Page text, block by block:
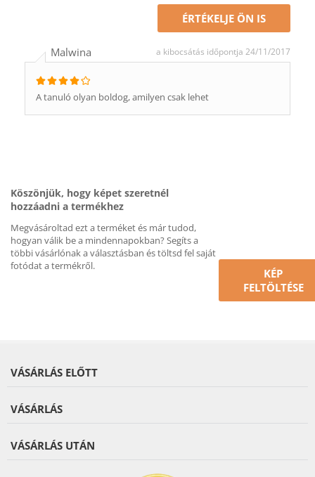
ÉRTÉKELJE ÖN IS
Malwina a kibocsátás időpontja 24/11/2017
A tanuló olyan boldog, amilyen csak lehet
Köszönjük, hogy képet szeretnél
hozzáadni a termékhez
Megvásároltad ezt a terméket és már tudod,
hogyan válik be a mindennapokban? Segíts a
többi vásárlónak a választásban és töltsd fel saját
fotódat a termékről.
KÉP
FELTÖLTÉSE
VÁSÁRLÁS ELŐTT
VÁSÁRLÁS
VÁSÁRLÁS UTÁN